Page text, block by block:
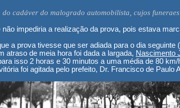
cadáver do malogrado automobilista, cujos
impediria a realização da prova, pois estava
a prova tivesse que ser adiada para o dia seguinte
atraso de meia hora foi dada a largada, Nascimento
isso 2 horas e 30 minutos a uma média de 80
foi agitada pelo prefeito, Dr. Francisco de Paulo